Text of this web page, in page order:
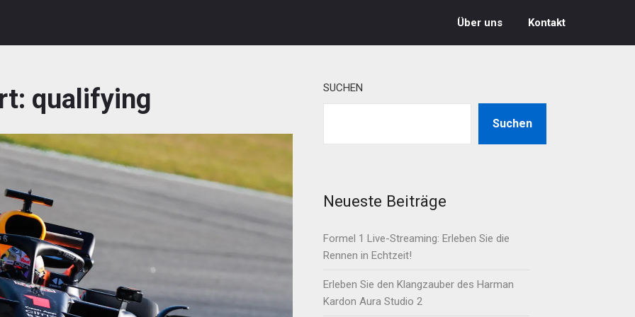
Über uns Kontakt
qualifying SUCHEN
Suchen
Neueste Beiträge
Formel 1 Live-Streaming: Erleben Sie die
Rennen in Echtzeit!
Erleben Sie den Klangzauber des Harman
Kardon Aura Studio 2